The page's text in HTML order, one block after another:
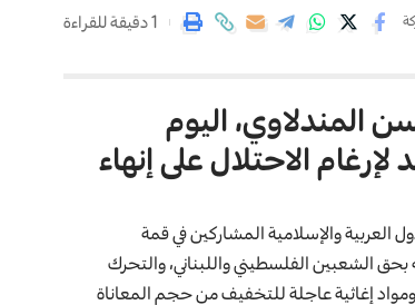
1 دقيقة للقراءة
المندلاوي، اليوم
الاحتلال على إنهاء
العربية والإسلامية المشاركين في قمة
الشعبين الفلسطيني واللبناني، والتحرك
إغاثية عاجلة للتخفيف من حجم المعاناة